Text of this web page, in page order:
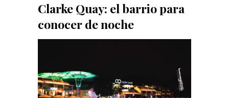
Clarke Quay: el barrio para
conocer de noche